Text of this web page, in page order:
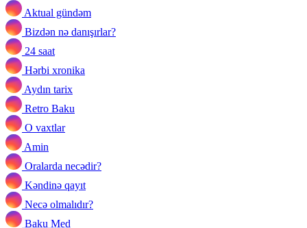
Aktual gündəm
Bizdən nə danışırlar?
24 saat
Hərbi xronika
Aydın tarix
Retro Baku
O vaxtlar
Amin
Oralarda necədir?
Kəndinə qayıt
Necə olmalıdır?
Baku Med